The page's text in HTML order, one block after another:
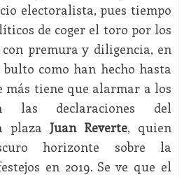
electoralista, pues tiempo
de coger el toro por los
premura y diligencia, en
como han hecho hasta
más tiene que alarmar a los
las declaraciones del
plaza Juan Reverte, quien
horizonte sobre la
en 2019. Se ve que el